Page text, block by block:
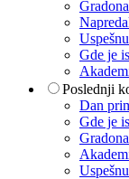
Gde je
Poslednji
Dan
Gde je